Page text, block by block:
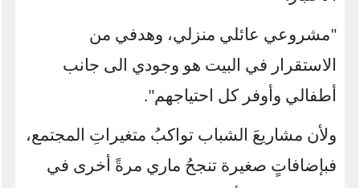
"مشروعي عائلي منزلي، وهدفي من
الاستقرار في البيت هو وجودي الى جانب
أطفالي وأوفر كل احتياجهم".
ولأن مشاريعَ الشباب تواكبُ متغيراتِ المجتمع،
فبإضافاتٍ صغيرة تنجحُ ماري مرةً أخرى في